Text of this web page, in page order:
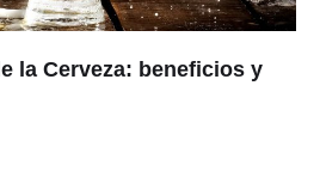
la Cerveza: beneficios y